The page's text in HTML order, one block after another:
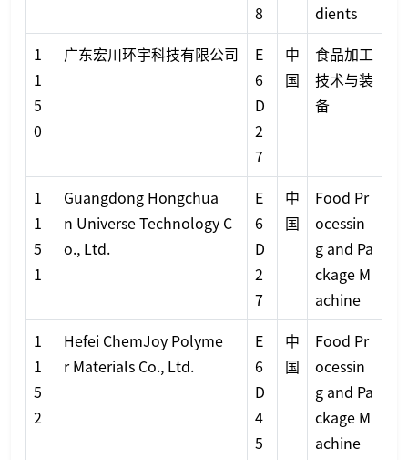
8
dients
1
1
5
0
广东宏川环宇科技有限公司
E
6
D
2
7
中
国
食品加工
技术与装
备
1
1
5
1
Guangdong Hongchua
n Universe Technology C
o., Ltd.
E
6
D
2
7
中
国
Food Pr
ocessin
g and Pa
ckage M
achine
1
1
5
2
Hefei ChemJoy Polyme
r Materials Co., Ltd.
E
6
D
4
5
中
国
Food Pr
ocessin
g and Pa
ckage M
achine